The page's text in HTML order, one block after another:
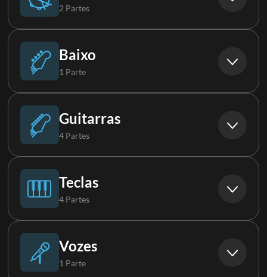
2 Partes
Bateria
Percussão
Baixo
1 Parte
Baixo
Guitarras
4 Partes
Guitarra
Guitarra 2
Teclas
4 Partes
Piano
Vozes
1 Parte